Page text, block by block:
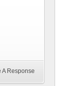
A Response